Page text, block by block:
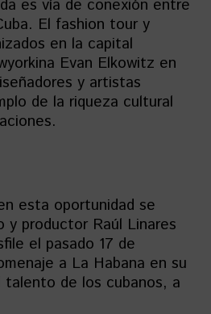
es vía de conexión entre
El fashion tour y
en la capital
Evan Elkowitz en
y artistas
de la riqueza cultural
esta oportunidad se
y productor Raúl Linares
el pasado 17 de
a La Habana en su
talento de los cubanos, a